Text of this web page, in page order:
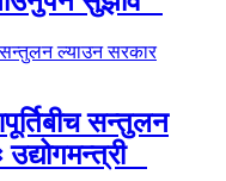
सन्तुलन